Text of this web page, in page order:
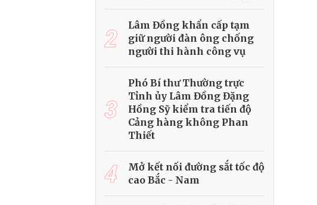
2
Lâm Đồng khẩn cấp tạm
giữ người đàn ông chống
người thi hành công vụ
3
Phó Bí thư Thường trực
Tỉnh ủy Lâm Đồng Đặng
Hồng Sỹ kiểm tra tiến độ
Cảng hàng không Phan
Thiết
4
Mở kết nối đường sắt tốc độ
cao Bắc - Nam